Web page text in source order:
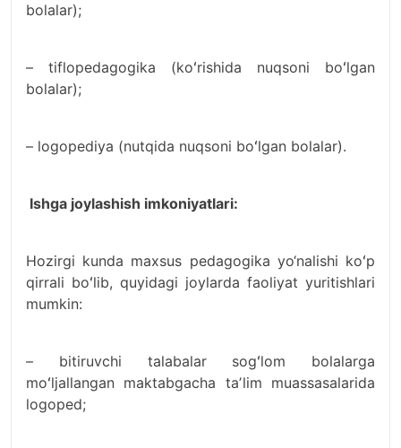
bolalar);
– tiflopedagogika (koʻrishida nuqsoni boʻlgan
bolalar);
– logopediya (nutqida nuqsoni boʻlgan bolalar).
Ishga joylashish imkoniyatlari:
Hozirgi kunda maxsus pedagogika yo‘nalishi koʻp
qirrali boʻlib, quyidagi joylarda faoliyat yuritishlari
mumkin:
– bitiruvchi talabalar sogʻlom bolalarga
moʻljallangan maktabgacha taʼlim muassasalarida
logoped;